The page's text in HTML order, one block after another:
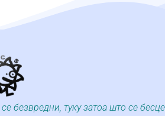
безвредни, туку затоа што се